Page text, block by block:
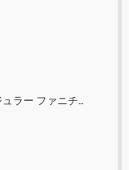
ー ファニチャー